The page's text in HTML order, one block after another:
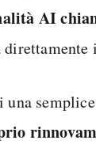
AI
una